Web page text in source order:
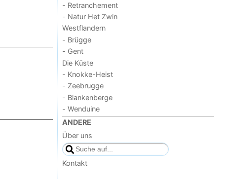
- Retranchement
- Natur Het Zwin
Westflandern
- Brügge
- Gent
Die Küste
- Knokke-Heist
- Zeebrugge
- Blankenberge
- Wenduine
ANDERE
Über uns
Kontakt